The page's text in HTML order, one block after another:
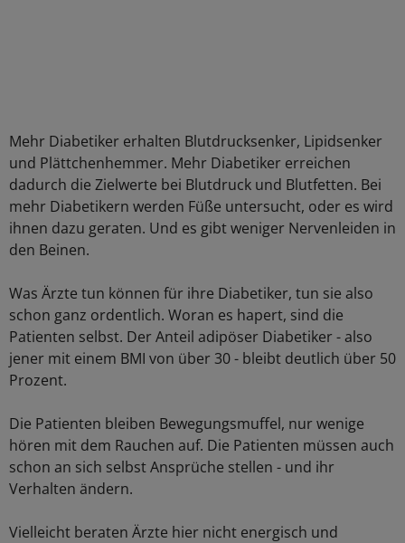
Mehr Diabetiker erhalten Blutdrucksenker, Lipidsenker
und Plättchenhemmer. Mehr Diabetiker erreichen
dadurch die Zielwerte bei Blutdruck und Blutfetten. Bei
mehr Diabetikern werden Füße untersucht, oder es wird
ihnen dazu geraten. Und es gibt weniger Nervenleiden in
den Beinen.
Was Ärzte tun können für ihre Diabetiker, tun sie also
schon ganz ordentlich. Woran es hapert, sind die
Patienten selbst. Der Anteil adipöser Diabetiker - also
jener mit einem BMI von über 30 - bleibt deutlich über 50
Prozent.
Die Patienten bleiben Bewegungsmuffel, nur wenige
hören mit dem Rauchen auf. Die Patienten müssen auch
schon an sich selbst Ansprüche stellen - und ihr
Verhalten ändern.
Vielleicht beraten Ärzte hier nicht energisch und